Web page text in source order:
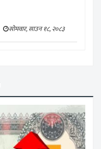
सोमवार, साउन १८, २०८३